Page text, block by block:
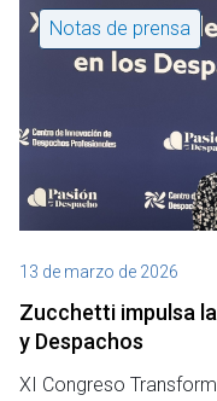
Notas de prensa
13 de marzo de 2026
Zucchetti impulsa
y Despachos
XI Congreso